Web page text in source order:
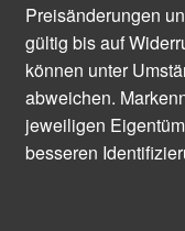
Preisänderungen
gültig bis auf
können unter
abweichen.
jeweiligen
besseren